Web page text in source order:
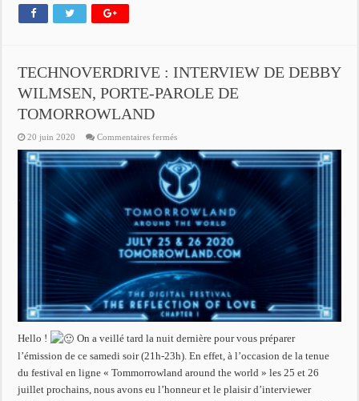
TECHNOVERDRIVE : INTERVIEW DE DEBBY
WILMSEN, PORTE-PAROLE DE
TOMORROWLAND
20 juin 2020 Commentaires ferméssur
:
INTERVIEW
DE
DEBBY
WILMSEN,
PORTE-
PAROLE
DE
TOMORROWLAND
Hello !
On a veillé tard la nuit dernière pour vous préparer
l’émission de ce samedi soir (21h-23h). En effet, à l’occasion de la tenue
du festival en ligne « Tommorrowland around the world » les 25 et 26
juillet prochains, nous avons eu l’honneur et le plaisir d’interviewer